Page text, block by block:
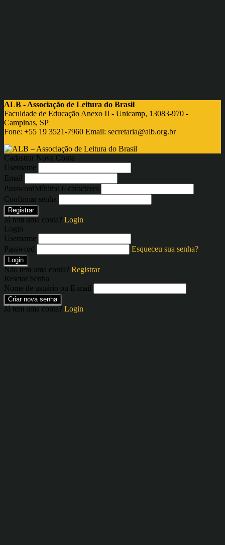
ALB - Associação de Leitura do Brasil
Faculdade de Educação Anexo II - Unicamp, 13083-970 -
Campinas, SP
Fone: +55 19 3521-7960 Email: secretaria@alb.org.br
Cadastrar Nova Conta
Username
Email
PasswordMínimo 6 caracteres
Confirmar senha
Registrar
Já tem uma conta? Login
Login
Username
Password
Esqueceu sua senha?
Login
Não tem uma conta? Registrar
Resetar Senha
Nome de usuário ou E-mail
Criar nova senha
Já tem uma conta? Login